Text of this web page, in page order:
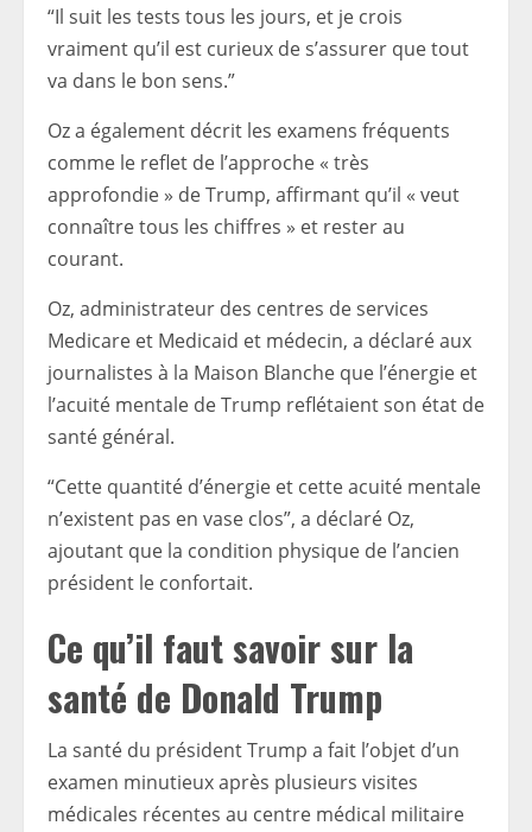
“Il suit les tests tous les jours, et je crois
vraiment qu’il est curieux de s’assurer que tout
va dans le bon sens.”
Oz a également décrit les examens fréquents
comme le reflet de l’approche « très
approfondie » de Trump, affirmant qu’il « veut
connaître tous les chiffres » et rester au
courant.
Oz, administrateur des centres de services
Medicare et Medicaid et médecin, a déclaré aux
journalistes à la Maison Blanche que l’énergie et
l’acuité mentale de Trump reflétaient son état de
santé général.
“Cette quantité d’énergie et cette acuité mentale
n’existent pas en vase clos”, a déclaré Oz,
ajoutant que la condition physique de l’ancien
président le confortait.
Ce qu’il faut savoir sur la
santé de Donald Trump
La santé du président Trump a fait l’objet d’un
examen minutieux après plusieurs visites
médicales récentes au centre médical militaire